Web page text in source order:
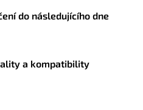
do následujícího dne
a kompatibility